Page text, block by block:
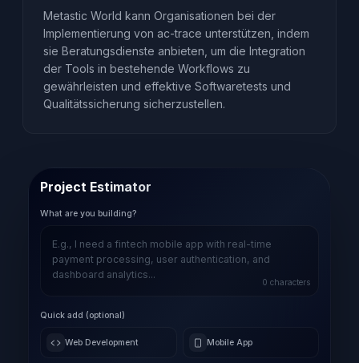
Metastic World kann Organisationen bei der
Implementierung von ac-trace unterstützen, indem
sie Beratungsdienste anbieten, um die Integration
der Tools in bestehende Workflows zu
gewährleisten und effektive Softwaretests und
Qualitätssicherung sicherzustellen.
Project Estimator
What are you building?
0 characters
Quick add (optional)
Web Development Mobile App